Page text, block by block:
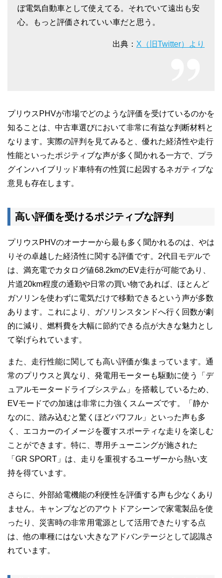
ぼ電気自動車として使えてる。それでいて遠出も安
心。もっと評価されていい車だと思う。
出典： X（旧Twitter）より
プリウスPHVが市場でどのような評価を受けているのかを
知ることは、中古車選びにおいて非常に有益な判断材料と
なります。実際の評判を見てみると、優れた経済性や走行
性能といったポジティブな声が多く聞かれる一方で、プラ
グインハイブリッド車特有の性質に起因するネガティブな
意見も存在します。
高い評価を受けるポジティブな評判
プリウスPHVのオーナーから最も多く聞かれるのは、やは
りその卓越した経済性に関する評価です。2代目モデルで
は、満充電でカタログ値68.2kmのEV走行が可能であり、
片道20km程度の通勤や日常の買い物であれば、ほとんど
ガソリンを使わずに電気だけで移動できるという声が多数
あります。これにより、ガソリンスタンドへ行く回数が劇
的に減り、燃料費を大幅に節約できる点が大きな魅力とし
て挙げられています。
また、走行性能に関しても高い評価が集まっています。通
常のプリウスと異なり、発電用モーターも駆動に使う「デ
ュアルモータードライブシステム」を搭載しているため、
EVモードでの加速は非常に力強くスムーズです。「静か
なのに、踏み込むと驚くほどパワフル」といった声も多
く、エコカーのイメージを覆すスポーティな走りを楽しむ
ことができます。特に、専用チューニングが施された
「GR SPORT」は、走りを重視するユーザーから熱い支
持を得ています。
さらに、外部給電機能の利便性を評価する声も少なくあり
ません。キャンプなどのアウトドアシーンで家電製品を使
ったり、災害時の非常用電源として活用できたりする点
は、他の車種にはない大きなアドバンテージとして認識さ
れています。